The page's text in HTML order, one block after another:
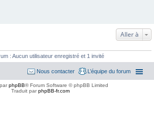
Aller à
: Aucun utilisateur enregistré et 1 invité
L’équipe du forum
Nous contacter
phpBB® Forum Software © phpBB Limited
Traduit parphpBB-fr.com